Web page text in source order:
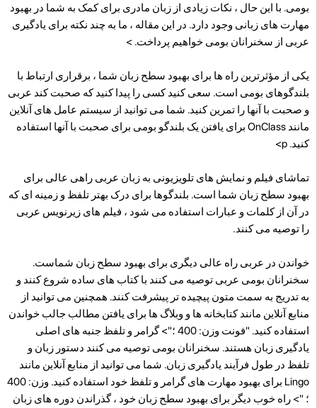
بومی. با این حال ، نکات زیادی از زبان مادری برای کمک به شما در بهبود
مهارت های زبانی وجود دارد. در این مقاله ، ما به چند نکته برای یادگیری
عربی از سخنرانان بومی خواهیم پرداخت. >
یکی از مؤثرترین راه ها برای بهبود سطح زبان شما ، برقراری ارتباط با
بلندگوهای بومی است. سعی کنید کسی را پیدا کنید که صحبت کند عربی
و صحبت با آنها را تمرین کنید. شما می توانید از سیستم عامل های آنلاین
مانند OnClass برای یافتن یک بلندگو بومی برای صحبت با آنها استفاده
کنید. p>
تماشای فیلم و نمایش های تلویزیونی به زبان عربی راهی عالی برای
بهبود سطح زبان شما است. بلندگوها برای درک بهتر تلفظ و زمینه ای که
در آن از کلمات و عبارات استفاده می شود ، فیلم های زیرنویس عربی
را توصیه می کنند.
خواندن در عربی راه عالی دیگری برای بهبود سطح زبان شماست.
سخنرانان بومی عربی توصیه می کنند با کتاب های ساده شروع کنند و
به تدریج به سمت متون پیچیده تر پیشرفت کنند. همچنین می توانید از
منابع آنلاین مانند کتابخانه ها و وبلاگ ها برای یافتن مطالب جالب خواندن
استفاده کنید. "فونت وزن: 400 ؛"> گرامر و تلفظ جنبه های اصلی
یادگیری زبان هستند. سخنرانان بومی توصیه می کنند دستور زبان و
تلفظ در طول فرآیند یادگیری زبان. شما می توانید از منابع آنلاین مانند
Lingo برای بهبود مهارت های گرامر و تلفظ خود استفاده کنید. وزن: 400
؛ "> راه خوب دیگر برای بهبود سطح زبان خود ، گذراندن دوره های زبان